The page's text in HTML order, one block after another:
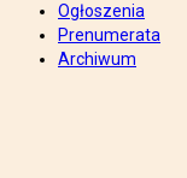
Ogłoszenia
Prenumerata
Archiwum